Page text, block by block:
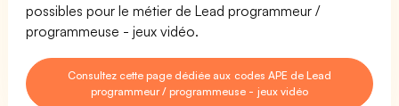
possibles pour le métier de Lead programmeur /
programmeuse - jeux vidéo.
Consultez cette page dédiée aux codes APE de Lead
programmeur / programmeuse - jeux vidéo